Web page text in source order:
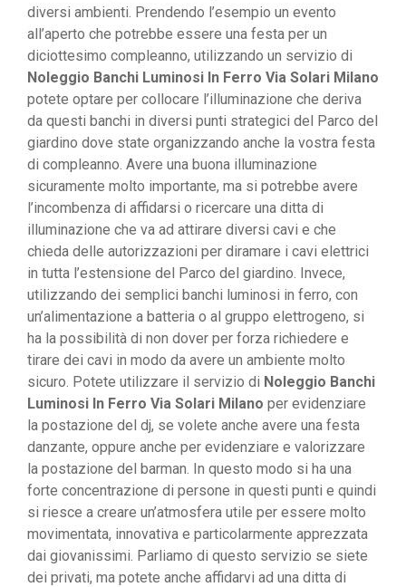
diversi ambienti. Prendendo l’esempio un evento
all’aperto che potrebbe essere una festa per un
diciottesimo compleanno, utilizzando un servizio di
Noleggio Banchi Luminosi In Ferro Via Solari Milano
potete optare per collocare l’illuminazione che deriva
da questi banchi in diversi punti strategici del Parco del
giardino dove state organizzando anche la vostra festa
di compleanno. Avere una buona illuminazione
sicuramente molto importante, ma si potrebbe avere
l’incombenza di affidarsi o ricercare una ditta di
illuminazione che va ad attirare diversi cavi e che
chieda delle autorizzazioni per diramare i cavi elettrici
in tutta l’estensione del Parco del giardino. Invece,
utilizzando dei semplici banchi luminosi in ferro, con
un’alimentazione a batteria o al gruppo elettrogeno, si
ha la possibilità di non dover per forza richiedere e
tirare dei cavi in modo da avere un ambiente molto
sicuro. Potete utilizzare il servizio di Noleggio Banchi
Luminosi In Ferro Via Solari Milano per evidenziare
la postazione del dj, se volete anche avere una festa
danzante, oppure anche per evidenziare e valorizzare
la postazione del barman. In questo modo si ha una
forte concentrazione di persone in questi punti e quindi
si riesce a creare un’atmosfera utile per essere molto
movimentata, innovativa e particolarmente apprezzata
dai giovanissimi. Parliamo di questo servizio se siete
dei privati, ma potete anche affidarvi ad una ditta di